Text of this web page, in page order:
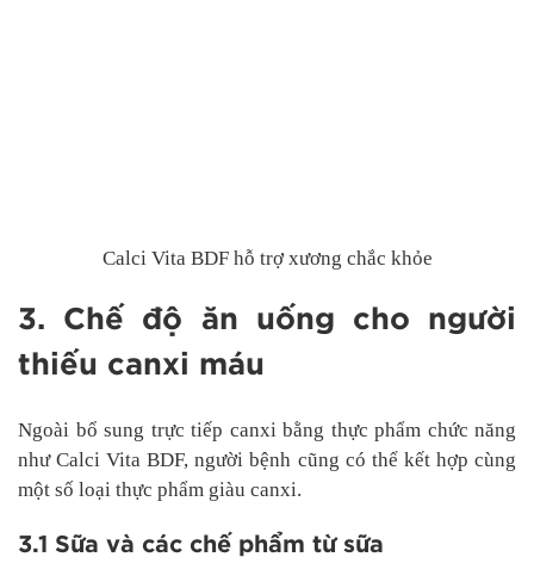
Calci Vita BDF hỗ trợ xương chắc khỏe
3. Chế độ ăn uống cho người
thiếu canxi máu
Ngoài bổ sung trực tiếp canxi bằng thực phẩm chức năng
như Calci Vita BDF, người bệnh cũng có thể kết hợp cùng
một số loại thực phẩm giàu canxi.
3.1 Sữa và các chế phẩm từ sữa